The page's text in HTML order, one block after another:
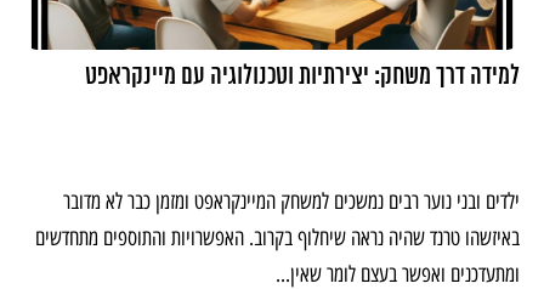
למידה דרך משחק: יצירתיות וטכנולוגיה עם מיינקראפט
ילדים ובני נוער רבים נמשכים למשחק המיינקראפט ומזמן כבר לא מדובר
באיזשהו טרנד שהיה נראה שיחלוף בקרוב. האפשרויות והתוספים מתחדשים
ומתעדכנים ואפשר בעצם לומר שאין...